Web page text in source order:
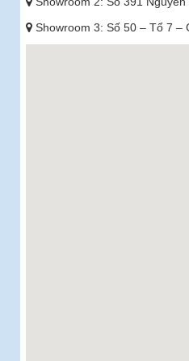
Showroom 3: Số 50 – Tổ 7 –